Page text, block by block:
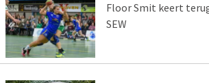
Floor Smit keert
SEW